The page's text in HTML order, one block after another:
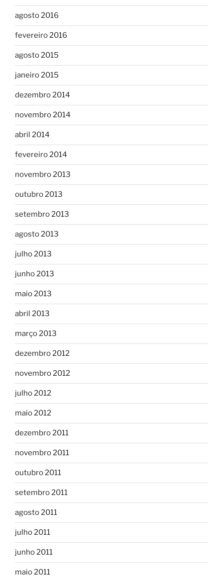
agosto 2016
fevereiro 2016
agosto 2015
janeiro 2015
dezembro 2014
novembro 2014
abril 2014
fevereiro 2014
novembro 2013
outubro 2013
setembro 2013
agosto 2013
julho 2013
junho 2013
maio 2013
abril 2013
março 2013
dezembro 2012
novembro 2012
julho 2012
maio 2012
dezembro 2011
novembro 2011
outubro 2011
setembro 2011
agosto 2011
julho 2011
junho 2011
maio 2011